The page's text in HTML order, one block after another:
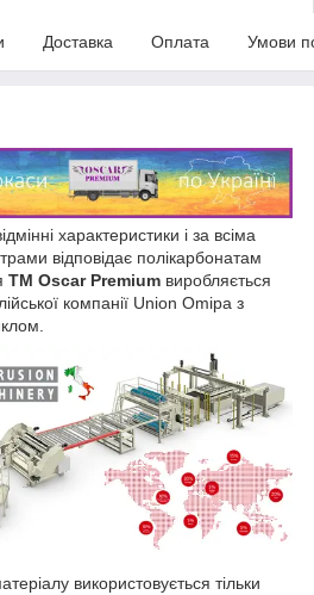
Доставка Оплата Умови
характеристики і за всіма
відповідає полікарбонатам
ТМ Oscar Premium виробляється
компанії Union Omipa з
використовується тільки